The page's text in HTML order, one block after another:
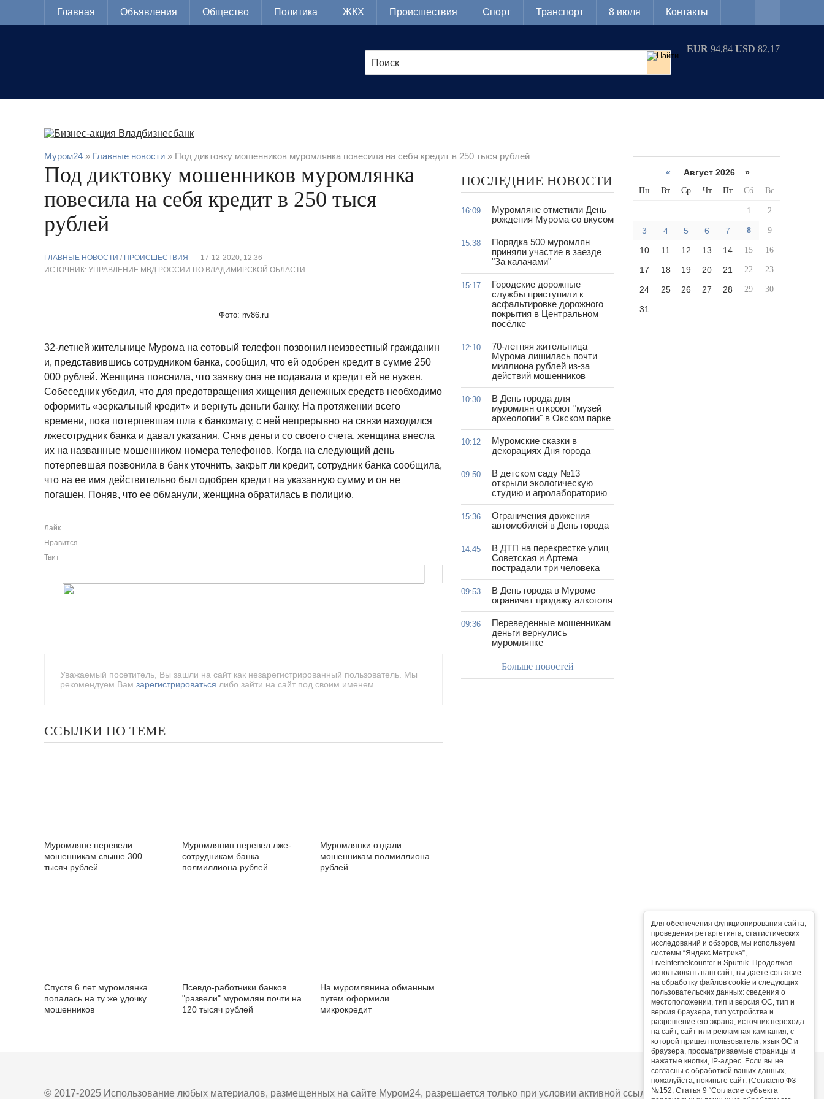
Для обеспечения функционирования сайта,
проведения ретаргетинга, статистических
исследований и обзоров, мы используем
системы “Яндекс.Метрика”,
LiveInternetcounter и Sputnik. Продолжая
использовать наш сайт, вы даете согласие
на обработку файлов cookie и следующих
пользовательских данных: сведения о
местоположении, тип и версия ОС, тип и
версия браузера, тип устройства и
разрешение его экрана, источник перехода
на сайт, сайт или рекламная кампания, с
которой пришел пользователь, язык ОС и
браузера, просматриваемые страницы и
нажатые кнопки, IP-адрес. Если вы не
согласны с обработкой ваших данных,
пожалуйста, покиньте сайт. (Согласно ФЗ
№152, Статья 9 “Согласие субъекта
Главная Объявления Общество Политика ЖКХ Происшествия Спорт Транспорт 8 июля Контакты
EUR 94,84 USD 82,17
Муром24 » Главные новости » Под диктовку мошенников муромлянка повесила на себя кредит в 250 тыся рублей
Под диктовку мошенников муромлянка
повесила на себя кредит в 250 тыся
рублей
ГЛАВНЫЕ НОВОСТИ / ПРОИСШЕСТВИЯ
17-12-2020, 12:36
ИСТОЧНИК: УПРАВЛЕНИЕ МВД РОССИИ ПО ВЛАДИМИРСКОЙ ОБЛАСТИ
Фото: nv86.ru
32-летней жительнице Мурома на сотовый телефон позвонил неизвестный гражданин
и, представившись сотрудником банка, сообщил, что ей одобрен кредит в сумме 250
000 рублей. Женщина пояснила, что заявку она не подавала и кредит ей не нужен.
Собеседник убедил, что для предотвращения хищения денежных средств необходимо
оформить «зеркальный кредит» и вернуть деньги банку. На протяжении всего
времени, пока потерпевшая шла к банкомату, с ней непрерывно на связи находился
лжесотрудник банка и давал указания. Сняв деньги со своего счета, женщина внесла
их на названные мошенником номера телефонов. Когда на следующий день
потерпевшая позвонила в банк уточнить, закрыт ли кредит, сотрудник банка сообщила,
что на ее имя действительно был одобрен кредит на указанную сумму и он не
погашен. Поняв, что ее обманули, женщина обратилась в полицию.
Лайк
Нравится
Твит
Уважаемый посетитель, Вы зашли на сайт как незарегистрированный пользователь. Мы
рекомендуем Вам зарегистрироваться либо зайти на сайт под своим именем.
ССЫЛКИ ПО ТЕМЕ
Муромляне перевели
мошенникам свыше 300
тысяч рублей
Муромлянин перевел лже-
сотрудникам банка
полмиллиона рублей
Муромлянки отдали
мошенникам полмиллиона
рублей
Спустя 6 лет муромлянка
попалась на ту же удочку
мошенников
Псевдо-работники банков
"развели" муромлян почти на
120 тысяч рублей
На муромлянина обманным
путем оформили
микрокредит
ПОСЛЕДНИЕ НОВОСТИ
16:09
Муромляне отметили День
рождения Мурома со вкусом
15:38
Порядка 500 муромлян
приняли участие в заезде
"За калачами"
15:17
Городские дорожные
службы приступили к
асфальтировке дорожного
покрытия в Центральном
посёлке
12:10
70-летняя жительница
Мурома лишилась почти
миллиона рублей из-за
действий мошенников
10:30
В День города для
муромлян откроют "музей
археологии" в Окском парке
10:12
Муромские сказки в
декорациях Дня города
09:50
В детском саду №13
открыли экологическую
студию и агролабораторию
15:36
Ограничения движения
автомобилей в День города
14:45
В ДТП на перекрестке улиц
Советская и Артема
пострадали три человека
09:53
В День города в Муроме
ограничат продажу алкоголя
09:36
Переведенные мошенникам
деньги вернулись
муромлянке
Больше новостей
« Август 2026 »
Пн Вт Ср Чт Пт Сб Вс
1 2
3 4 5 6 7 8 9
10 11 12 13 14 15 16
17 18 19 20 21 22 23
24 25 26 27 28 29 30
31
© 2017-2025 Использование любых материалов, размещенных на сайте Муром24, разрешается только при условии активной ссылки на сайт.